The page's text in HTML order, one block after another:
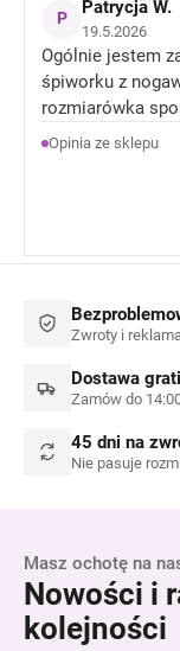
P Patrycja W.
19.5.2026
Ogólnie jestem
śpiworku z
rozmiarówka
rozmiar 92 jest
Opinia ze sklepu
Zwroty i
Dostawa
Zamów do
45 dni na
Nie pasuje
Masz ochotę na
Nowości i
kolejności